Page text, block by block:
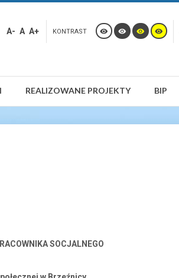
A- A A+ KONTRAST
REALIZOWANE PROJEKTY BIP
SOCJALNEGO